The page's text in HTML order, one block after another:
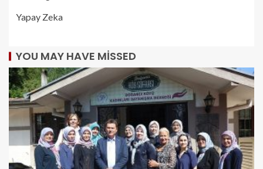
Yapay Zeka
YOU MAY HAVE MISSED